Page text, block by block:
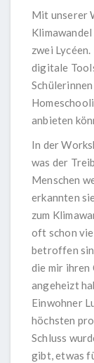
Mit unserer
zwei
digitale
anbieten
In der
was der
Menschen
erkannten
zum
oft schon
betroffen
die mir ihren
angeheizt
Einwohner
höchsten
Schluss
gibt, etwas